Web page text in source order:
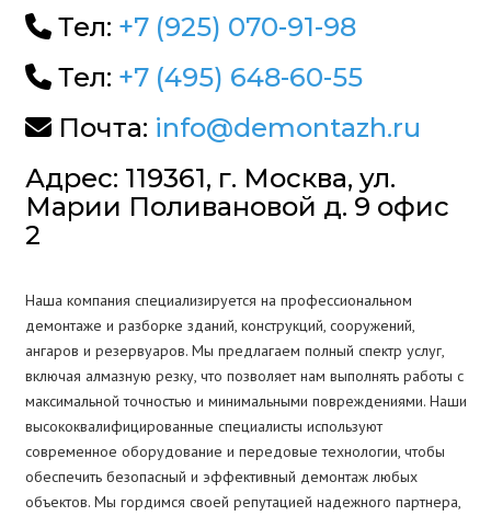
Тел: +7 (925) 070-91-98
Тел: +7 (495) 648-60-55
Почта: info@demontazh.ru
Адрес: 119361, г. Москва, ул.
Марии Поливановой д. 9 офис
2
Наша компания специализируется на профессиональном
демонтаже и разборке зданий, конструкций, сооружений,
ангаров и резервуаров. Мы предлагаем полный спектр услуг,
включая алмазную резку, что позволяет нам выполнять работы с
максимальной точностью и минимальными повреждениями. Наши
высококвалифицированные специалисты используют
современное оборудование и передовые технологии, чтобы
обеспечить безопасный и эффективный демонтаж любых
объектов. Мы гордимся своей репутацией надежного партнера,